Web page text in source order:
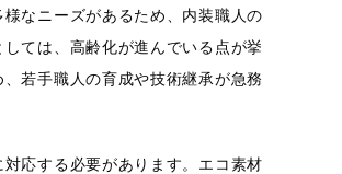
なニーズがあるため、内装職人の
ては、高齢化が進んでいる点が挙
若手職人の育成や技術継承が急務
応する必要があります。エコ素材